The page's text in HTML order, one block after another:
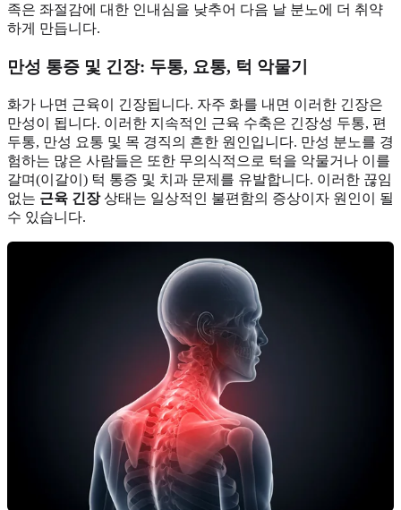
족은 좌절감에 대한 인내심을 낮추어 다음 날 분노에 더 취약
하게 만듭니다.
만성 통증 및 긴장: 두통, 요통, 턱 악물기
화가 나면 근육이 긴장됩니다. 자주 화를 내면 이러한 긴장은
만성이 됩니다. 이러한 지속적인 근육 수축은 긴장성 두통, 편
두통, 만성 요통 및 목 경직의 흔한 원인입니다. 만성 분노를 경
험하는 많은 사람들은 또한 무의식적으로 턱을 악물거나 이를
갈며(이갈이) 턱 통증 및 치과 문제를 유발합니다. 이러한 끊임
없는 근육 긴장상태는 일상적인 불편함의 증상이자 원인이 될
수 있습니다.